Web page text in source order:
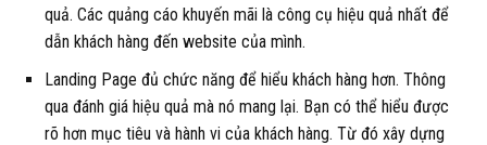
quả. Các quảng cáo khuyến mãi là công cụ hiệu quả nhất để
dẫn khách hàng đến website của mình.
Landing Page đủ chức năng để hiểu khách hàng hơn. Thông
qua đánh giá hiệu quả mà nó mang lại. Bạn có thể hiểu được
rõ hơn mục tiêu và hành vi của khách hàng. Từ đó xây dựng